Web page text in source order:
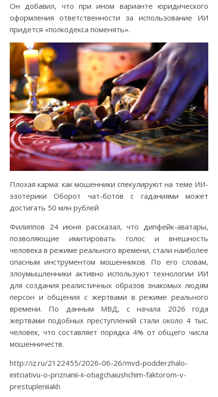
Он добавил, что при ином варианте юридического
оформления ответственности за использование ИИ
придется «полкодекса поменять».
Плохая карма: как мошенники спекулируют на теме ИИ-
эзотерики Оборот чат-ботов с гаданиями может
достигать 50 млн рублей
Филиппов 24 июня рассказал, что дипфейк-аватары,
позволяющие имитировать голос и внешность
человека в режиме реального времени, стали наиболее
опасным инструментом мошенников. По его словам,
злоумышленники активно используют технологии ИИ
для создания реалистичных образов знакомых людям
персон и общения с жертвами в режиме реального
времени. По данным МВД, с начала 2026 года
жертвами подобных преступлений стали около 4 тыс.
человек, что составляет порядка 4% от общего числа
мошенничеств.
http://iz.ru/2122455/2026-06-26/mvd-podderzhalo-
initciativu-o-priznanii-ii-otiagchaiushchim-faktorom-v-
prestupleniiakh